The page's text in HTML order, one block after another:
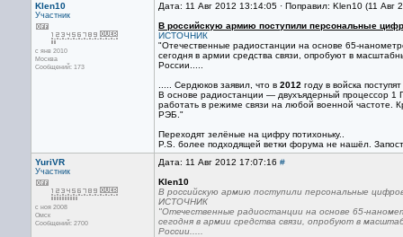
Klen10
Участник
с янв 2010
Москва
Сообщений: 173
Дата: 11 Авг 2012 13:14:05 · Поправил: Klen10 (11 Авг
В российскую армию поступили персональные
ИСТОЧНИК
"Отечественные радиостанции на основе 65-
сегодня в армии средства связи, опробуют в
России.....
..... Сердюков заявил, что в 2012 году в войска поступят
В основе радиостанции — двухъядерный процессор 1
работать в режиме связи на любой военной частоте.
РЭБ."
Переходят зелёные на цифру потихоньку..
P.S. более подходящей ветки форума не нашёл.
YuriVR
Участник
с ноя 2008
Омск
Сообщений: 2700
Дата: 11 Авг 2012 17:07:16 #
Klen10
В российскую армию поступили персональные
ИСТОЧНИК
"Отечественные радиостанции на основе 65-
сегодня в армии средства связи, опробуют в
России.....